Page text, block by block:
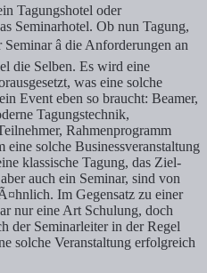
Tagungshotel oder
Seminarhotel. Ob nun Tagung,
â die Anforderungen an
die Selben. Es wird eine
was eine solche
Event eben so braucht: Beamer,
Tagungstechnik,
Rahmenprogramm
solche Businessveranstaltung
klassische Tagung, das Ziel-
auch ein Seminar, sind von
Im Gegensatz zu einer
nur eine Art Schulung, doch
der Seminarleiter in der Regel
solche Veranstaltung erfolgreich